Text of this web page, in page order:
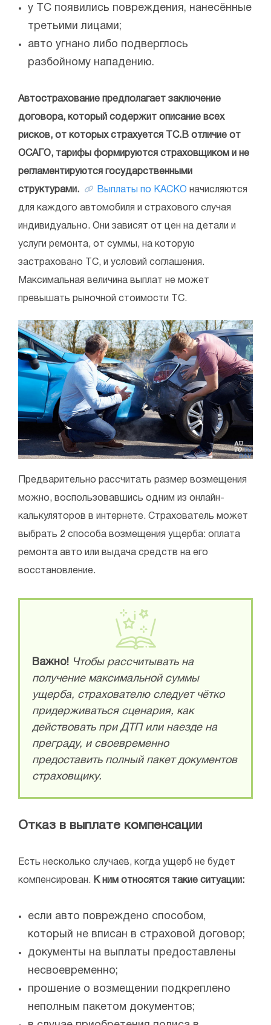
у ТС появились повреждения, нанесённые
третьими лицами;
авто угнано либо подверглось
разбойному нападению.
Автострахование предполагает заключение
договора, который содержит описание всех
рисков, от которых страхуется ТС.В отличие от
ОСАГО, тарифы формируются страховщиком и не
регламентируются государственными
структурами. Выплаты по КАСКО начисляются
для каждого автомобиля и страхового случая
индивидуально. Они зависят от цен на детали и
услуги ремонта, от суммы, на которую
застраховано ТС, и условий соглашения.
Максимальная величина выплат не может
превышать рыночной стоимости ТС.
Предварительно рассчитать размер возмещения
можно, воспользовавшись одним из онлайн-
калькуляторов в интернете. Страхователь может
выбрать 2 способа возмещения ущерба: оплата
ремонта авто или выдача средств на его
восстановление.
Важно! Чтобы рассчитывать на
получение максимальной суммы
ущерба, страхователю следует чётко
придерживаться сценария, как
действовать при ДТП или наезде на
преграду, и своевременно
предоставить полный пакет документов
страховщику.
Отказ в выплате компенсации
Есть несколько случаев, когда ущерб не будет
компенсирован. К ним относятся такие ситуации:
если авто повреждено способом,
который не вписан в страховой договор;
документы на выплаты предоставлены
несвоевременно;
прошение о возмещении подкреплено
неполным пакетом документов;